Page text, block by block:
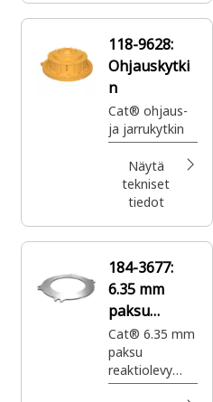
käyttö- ja
varten.
118-9628:
Ohjauskytki
n
Cat® ohjaus-
ja jarrukytkin
Näytä
tekniset
tiedot
184-3677:
6.35 mm
paksu
reaktiolevy
Cat® 6.35 mm
paksu
reaktiolevy
seisontajarrun